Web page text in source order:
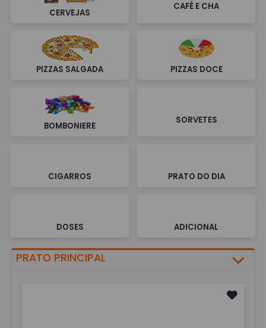
CERVEJAS
CAFÉ E CHA
PIZZAS SALGADA PIZZAS DOCE
BOMBONIERE
SORVETES
CIGARROS PRATO DO DIA
DOSES ADICIONAL
PRATO PRINCIPAL